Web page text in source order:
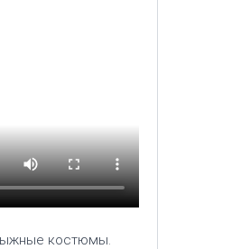
костюмы.